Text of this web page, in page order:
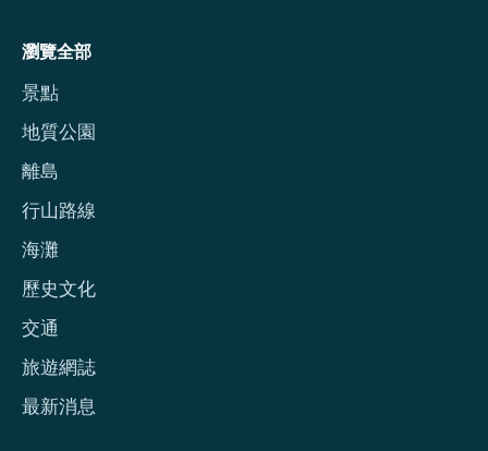
瀏覽全部
景點
地質公園
離島
行山路線
海灘
歷史文化
交通
旅遊網誌
最新消息